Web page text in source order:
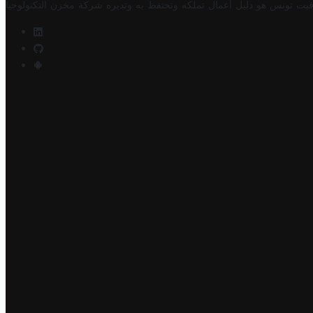
تونس هو دليل أعمال تملكه وتحتفظ به وتديره شركة مخزن التكنولوجيا